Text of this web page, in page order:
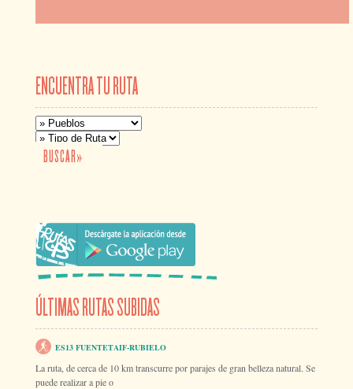
ENCUENTRA TU RUTA
ÚLTIMAS RUTAS SUBIDAS
ES13 FUENTETAIF-RUBIELO
La ruta, de cerca de 10 km transcurre por parajes de gran belleza natural. Se
puede realizar a pie o